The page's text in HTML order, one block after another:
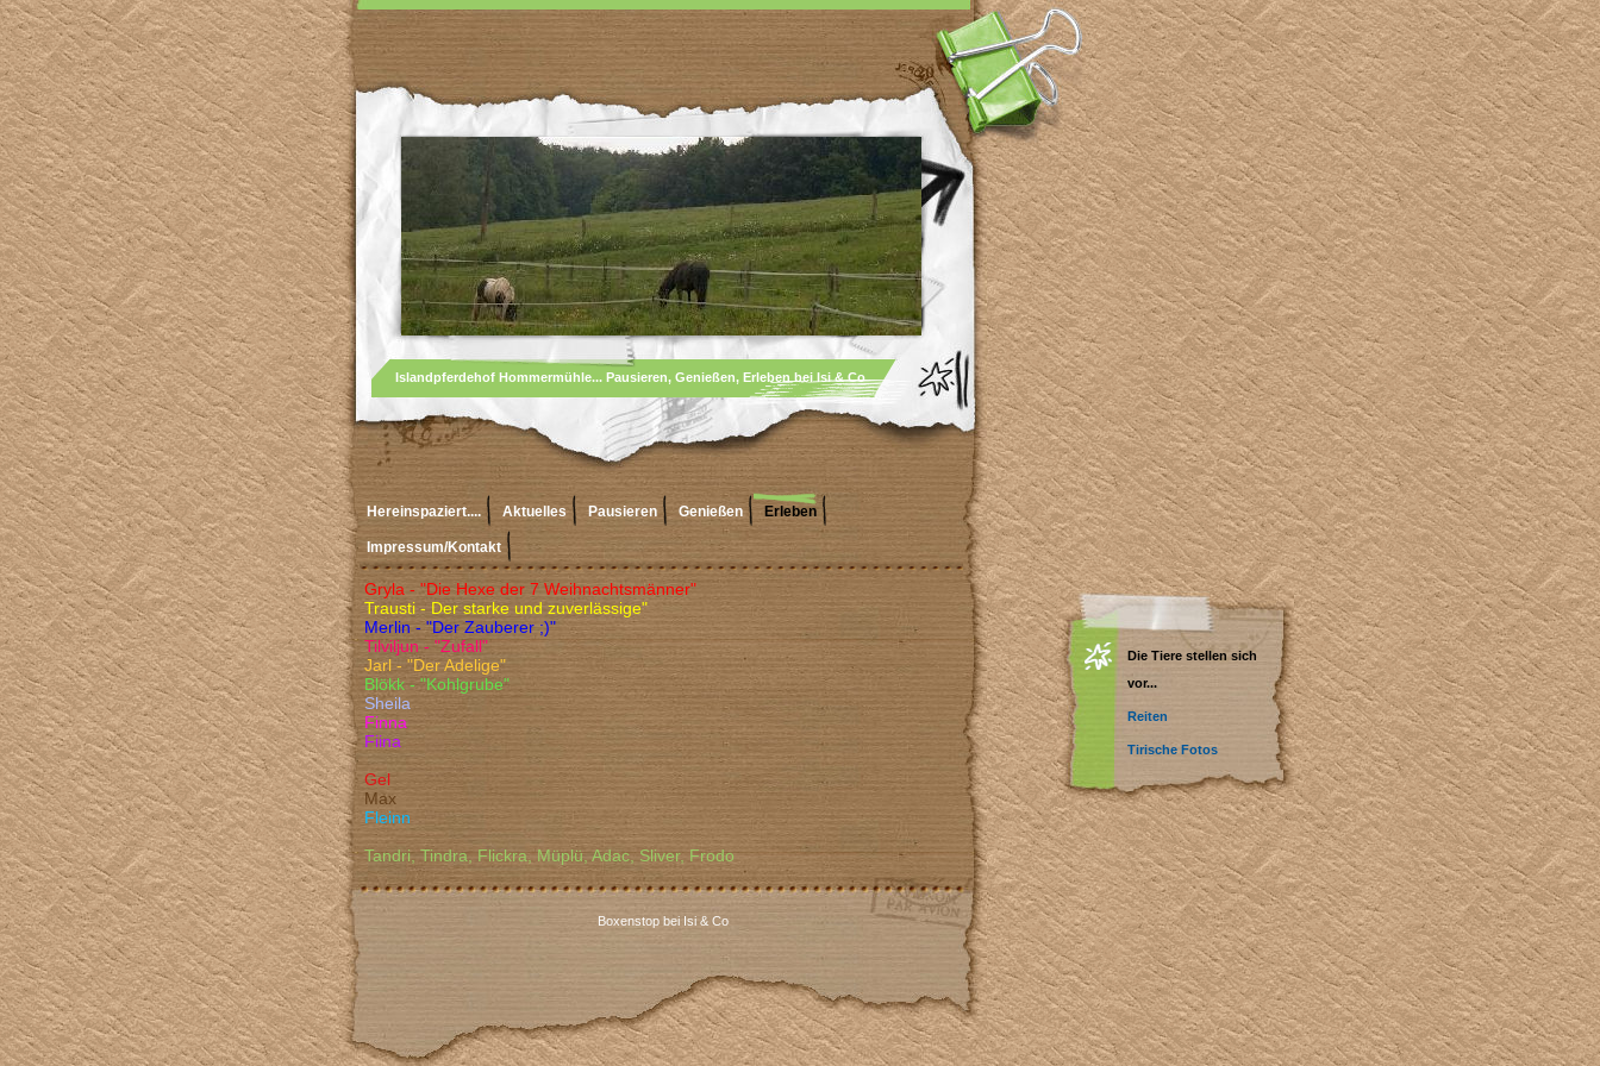
Islandpferdehof Hommermühle... Pausieren, Genießen, Erleben bei Isi & Co
Hereinspaziert.... Aktuelles Pausieren Genießen Erleben
Impressum/Kontakt
Gryla - "Die Hexe der 7 Weihnachtsmänner"
Trausti - Der starke und zuverlässige"
Merlin - "Der Zauberer ;)"
Tilviljun - "Zufall"
Jarl - "Der Adelige"
Blökk - "Kohlgrube"
Sheila
Finna
Fiina
Gel
Max
Fleinn
Tandri, Tindra, Flickra, Müplü, Adac, Sliver, Frodo
Die Tiere stellen sich
vor...
Reiten
Tirische Fotos
Boxenstop bei Isi & Co